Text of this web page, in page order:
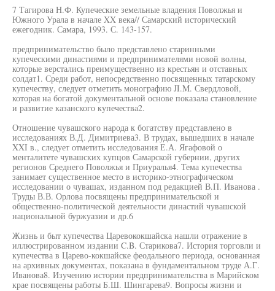
7 Тагирова Н.Ф. Купеческие земельные владения Поволжья и
Южного Урала в начале XX века// Самарский исторический
ежегодник. Самара, 1993. С. 143-157.
предпринимательство было представлено старинными
купеческими династиями и предпринимателями новой волны,
которые верстались преимущественно из крестьян и отставных
солдат1. Среди работ, непосредственно посвященных татарскому
купечеству, следует отметить монографию JI.M. Свердловой,
которая на богатой документальной основе показала становление
и развитие казанского купечества2.
Отношение чувашского народа к богатству представлено в
исследованиях В.Д. Димитриева3. В трудах, вышедших в начале
XXI в., следует отметить исследования Е.А. Ягафовой о
менталитете чувашских купцов Самарской губернии, других
регионов Среднего Поволжья и Приуралья4. Тема купечества
занимает существенное место в историко-этнографическом
исследовании о чувашах, изданном под редакцией В.П. Иванова .
Труды В.В. Орлова посвящены предпринимательской и
общественно-политической деятельности династий чувашской
национальной буржуазии и др.6
Жизнь и быт купечества Царевококшайска нашли отражение в
иллюстрированном издании C.B. Старикова7. История торговли и
купечества в Царево-кокшайске феодального периода, основанная
на архивных документах, показана в фундаментальном труде А.Г.
Иванова8. Изучению истории предпринимательства в Марийском
крае посвящены работы Б.Ш. Шингарева9. Вопросы жизни и